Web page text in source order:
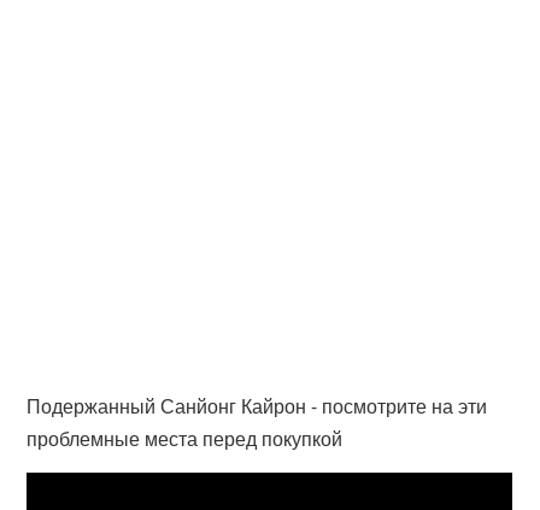
Подержанный Санйонг Кайрон - посмотрите на эти
проблемные места перед покупкой